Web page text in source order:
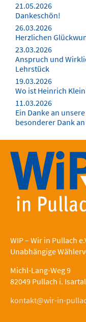
21.05.2026
Dankeschön!
26.03.2026
Herzlichen
23.03.2026
Anspruch und
Lehrstück
19.03.2026
Wo ist Heinrich
11.03.2026
Ein Danke an
besonderer Dank
WIP – Wir in Pullach
Unabhängige
Michl-Lang-Weg 9
82049 Pullach i. Isartal
kontakt@wir-in-